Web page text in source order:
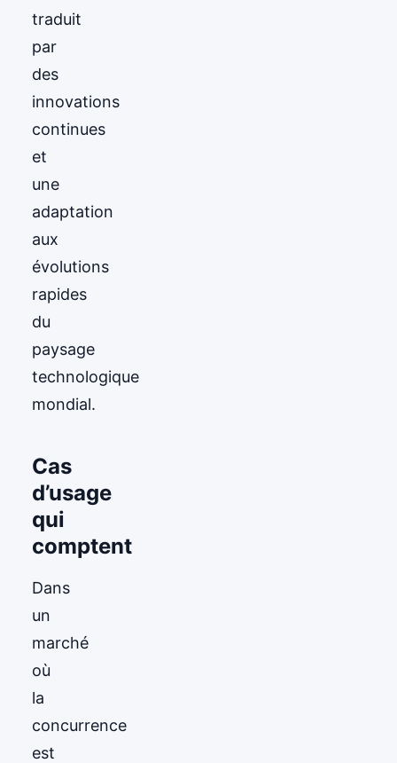
traduit
par
des
innovations
continues
et
une
adaptation
aux
évolutions
rapides
du
paysage
technologique
mondial.
Cas
d’usage
qui
comptent
Dans
un
marché
où
la
concurrence
est